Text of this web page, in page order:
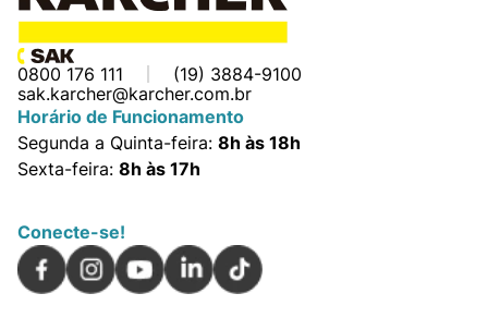
0800 176 111
(19) 3884-9100
sak.karcher@karcher.com.br
Horário de Funcionamento
Segunda a Quinta-feira: 8h às 18h
Sexta-feira: 8h às 17h
Conecte-se!